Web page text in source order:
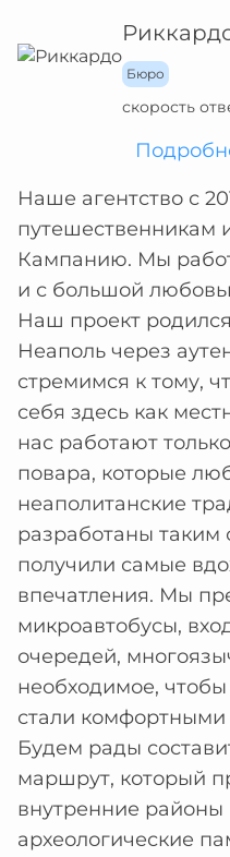
Бюро
скорость
Наше агентство с
путешественникам
Кампанию. Мы
и с большой
Наш проект
Неаполь через
стремимся к тому,
себя здесь как
нас работают
повара, которые
неаполитанские
разработаны таким
получили самые
впечатления. Мы
микроавтобусы,
очередей,
необходимое,
стали
Будем рады
маршрут, который
внутренние
археологические